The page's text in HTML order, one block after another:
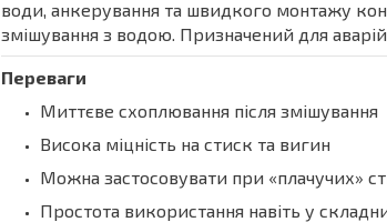
води, анкерування та швидкого монтажу
змішування з водою. Призначений для
Переваги
Миттєве схоплювання після змішування
Висока міцність на стиск та вигин
Можна застосовувати при «плачучих»
Простота використання навіть у